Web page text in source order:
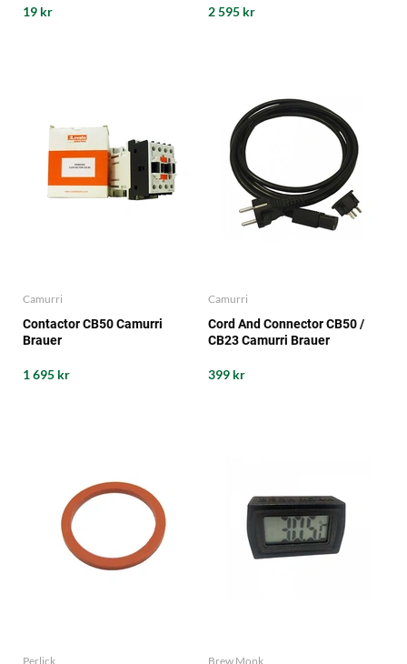
19 kr 2 595 kr
Camurri
Contactor CB50 Camurri
Brauer
1 695 kr
Camurri
Cord And Connector CB50 /
CB23 Camurri Brauer
399 kr
Perlick Brew Monk